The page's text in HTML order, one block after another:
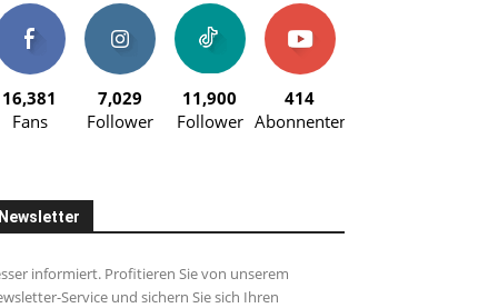
16,381
Fans
7,029
Follower
11,900
Follower
414
Abonnenten
Newsletter
informiert. Profitieren Sie von unserem
Service und sichern Sie sich Ihren